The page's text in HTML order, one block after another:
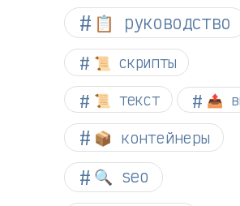
📋 руководство
📜 скрипты
📜 текст 📤
📦 контейнеры
🔍 seo